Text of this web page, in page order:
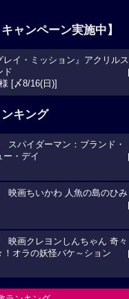
ャンペーン実施中】
レイ・ミッション』アクリルス
ド
[〆8/16(日)]
キング
スパイダーマン：ブランド・
ー・デイ
映画ちいかわ 人魚の島のひみ
映画クレヨンしんちゃん 奇々
！オラの妖怪バケ～ション